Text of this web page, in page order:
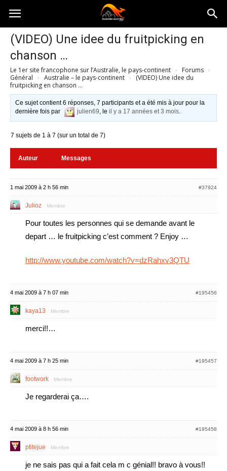
Australia-
australie.com
(VIDEO) Une idee du fruitpicking en
chanson …
Le 1er site francophone sur l’Australie, le pays-continent › Forums ›
Général › Australie – le pays-continent ›
(VIDEO) Une idee du
fruitpicking en chanson …
Ce sujet contient 6 réponses, 7 participants et a été mis à jour pour la
dernière fois par
julien69, leil y a 17 années et 3 mois.
7 sujets de 1 à 7 (sur un total de 7)
Auteur Messages
1 mai 2009 à 2 h 56 min #37924
Julioz Membre
Pour toutes les personnes qui se demande avant le
depart … le fruitpicking c’est comment ? Enjoy …
http://www.youtube.com/watch?v=dzRahxv3QTU
4 mai 2009 à 7 h 07 min #195456
kaya13 Membre
merci!!…
4 mai 2009 à 7 h 25 min #195457
footwork Membre
Je regarderai ça….
4 mai 2009 à 8 h 56 min #195458
ptitejue Membre
je ne sais pas qui a fait cela m c génial!! bravo à vous!!